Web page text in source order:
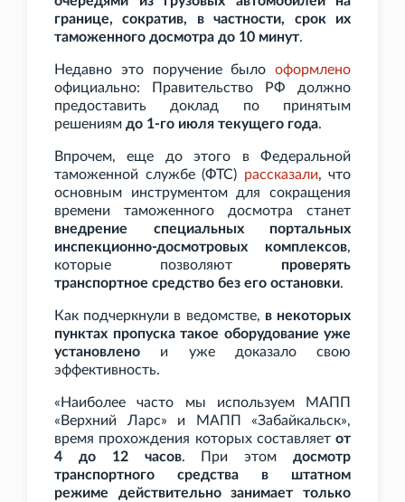
границе, сократив, в частности, срок их
таможенного досмотра до 10 минут.
Недавно это поручение было оформлено
официально: Правительство РФ должно
предоставить доклад по принятым
решениям до 1-го июля текущего года.
Впрочем, еще до этого в Федеральной
таможенной службе (ФТС) рассказали, что
основным инструментом для сокращения
времени таможенного досмотра станет
внедрение специальных портальных
инспекционно-досмотровых комплексов,
которые позволяют проверять
транспортное средство без его остановки.
Как подчеркнули в ведомстве, в некоторых
пунктах пропуска такое оборудование уже
установлено и уже доказало свою
эффективность.
«Наиболее часто мы используем МАПП
«Верхний Ларс» и МАПП «Забайкальск»,
время прохождения которых составляет от
4 до 12 часов. При этом досмотр
транспортного средства в штатном
режиме действительно занимает только